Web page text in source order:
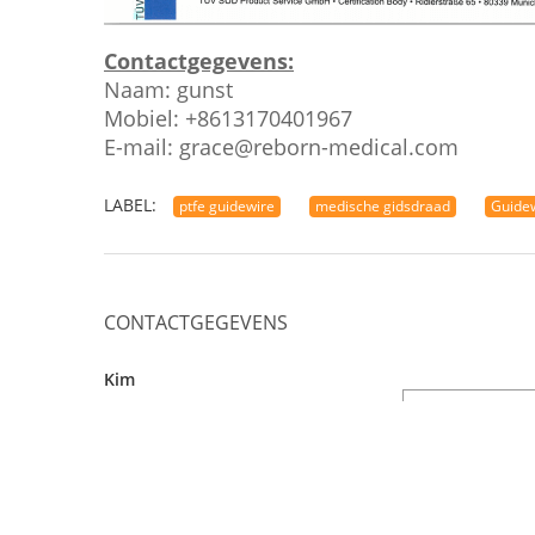
Contactgegevens:
Naam: gunst
Mobiel: +8613170401967
E-mail: grace@reborn-medical.com
LABEL: ptfe guidewire medische gidsdraad
CONTACTGEGEVENS
Kim